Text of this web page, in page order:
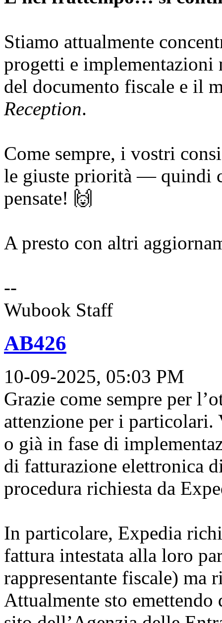
Stiamo attualmente
progetti e
del documento fiscale e il
Reception.
Come sempre, i vostri
le giuste priorità — quindi
pensate! 🙌
A presto con altri
--
Wubook Staff
AB426
10-09-2025, 05:03 PM
Grazie come sempre per
attenzione per i particolari.
o già in fase di
di fatturazione elettronica
procedura richiesta da
In particolare, Expedia
fattura intestata alla loro
rappresentante fiscale) ma
Attualmente sto emettendo